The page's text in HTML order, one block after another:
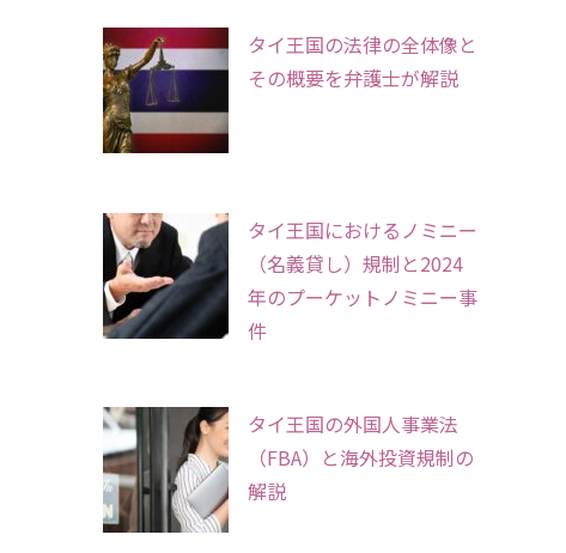
タイ王国の法律の全体像と
その概要を弁護士が解説
タイ王国におけるノミニー
（名義貸し）規制と2024
年のプーケットノミニー事
件
タイ王国の外国人事業法
（FBA）と海外投資規制の
解説